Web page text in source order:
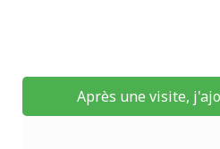
Après une visite,